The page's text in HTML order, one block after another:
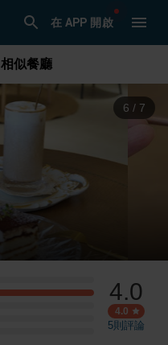
在 APP 開啟
相似餐廳
6 / 7
4.0
4.0
5則評論